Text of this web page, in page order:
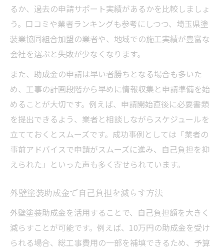
るか、過去の申請サポート実績があるかを比較しましょ
う。口コミや業者ランキングも参考にしつつ、埼玉県塗
装業協同組合加盟の業者や、地域での施工実績が豊富な
会社を選ぶと失敗が少なくなります。
また、助成金の申請は早い者勝ちとなる場合も多いた
め、工事の計画段階から早めに情報収集と申請準備を始
めることが大切です。例えば、申請開始直後に必要書類
を提出できるよう、業者と相談しながらスケジュールを
立てておくとスムーズです。成功事例としては「業者の
事前アドバイスで申請がスムーズに進み、自己負担を抑
えられた」といった声も多く寄せられています。
外壁塗装助成金で自己負担を減らす方法
外壁塗装助成金を活用することで、自己負担額を大きく
減らすことが可能です。例えば、10万円の助成金を受け
られる場合、総工事費用の一部を補填できるため、予算